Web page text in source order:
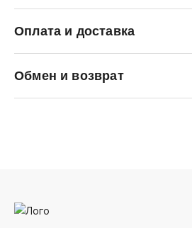
Оплата и доставка
Обмен и возврат